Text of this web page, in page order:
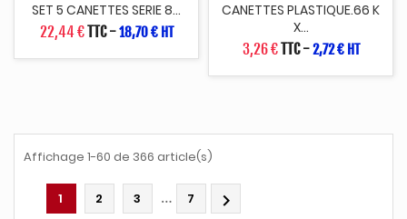
SET 5 CANETTES SERIE 8...
22,44 €TTC-18,70 € HT
CANETTES PLASTIQUE.66 K
X...
3,26 €TTC-2,72 € HT
Affichage 1-60 de 366 article(s)
1 2 3 … 7 